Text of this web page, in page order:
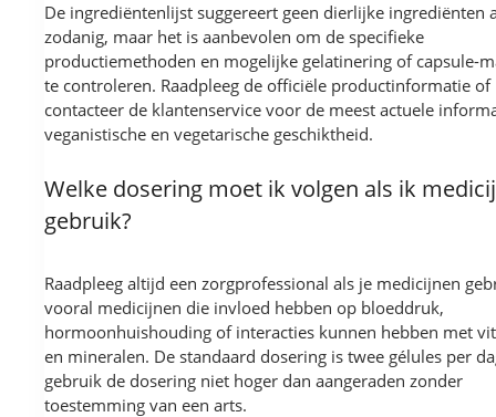
De ingrediëntenlijst suggereert geen dierlijke ingrediënten
zodanig, maar het is aanbevolen om de specifieke
productiemethoden en mogelijke gelatinering of capsule-
te controleren. Raadpleeg de officiële productinformatie of
contacteer de klantenservice voor de meest actuele
veganistische en vegetarische geschiktheid.
Welke dosering moet ik volgen als ik
gebruik?
Raadpleeg altijd een zorgprofessional als je medicijnen
vooral medicijnen die invloed hebben op bloeddruk,
hormoonhuishouding of interacties kunnen hebben met
en mineralen. De standaard dosering is twee gélules per
gebruik de dosering niet hoger dan aangeraden zonder
toestemming van een arts.